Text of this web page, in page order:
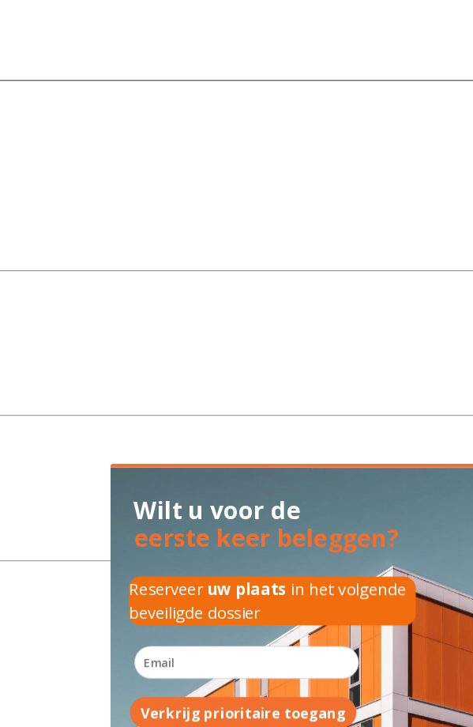
Wilt u voor de
Reserveeruw plaats in het volgende
beveiligde dossier
Verkrijg prioritaire toegang
eerste keer beleggen?